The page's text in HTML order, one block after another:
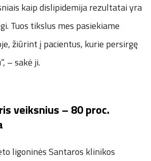
kaip dislipidemija rezultatai yra
Tuos tikslus mes pasiekiame
žiūrint į pacientus, kurie persirgę
– sakė ji.
veiksnius – 80 proc.
ligoninės Santaros klinikos